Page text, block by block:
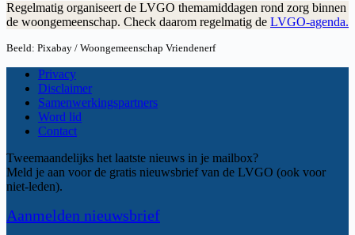
Regelmatig organiseert de LVGO themamiddagen rond zorg binnen
de woongemeenschap. Check daarom regelmatig de LVGO-agenda.
Beeld: Pixabay / Woongemeenschap Vriendenerf
Privacy
Disclaimer
Samenwerkingspartners
Word lid
Contact
Tweemaandelijks het laatste nieuws in je mailbox?
Meld je aan voor de gratis nieuwsbrief van de LVGO (ook voor
niet-leden).
Aanmelden nieuwsbrief